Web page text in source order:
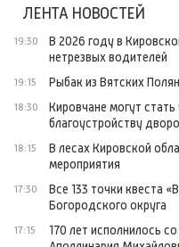
ЛЕНТА НОВОСТЕЙ
19:30
В 2026 году в
нетрезвых водителей
19:15 Рыбак из Вятских
18:30
Кировчане могут
благоустройству
18:15
В лесах Кировской
мероприятия
17:30
Все 133 точки квеста
Богородского округа
17:15
170 лет исполнилось